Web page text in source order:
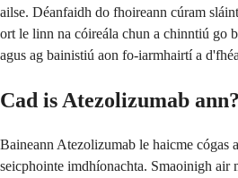
ailse. Déanfaidh do fhoireann cúram
ort le linn na cóireála chun a chinntiú go
agus ag bainistiú aon fo-iarmhairtí a
Cad is Atezolizumab ann?
Baineann Atezolizumab le haicme cógas
seicphointe imdhíonachta. Smaoinigh air